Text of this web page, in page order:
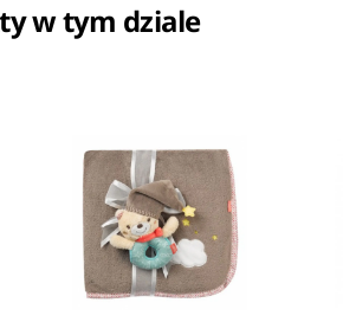
w tym dziale